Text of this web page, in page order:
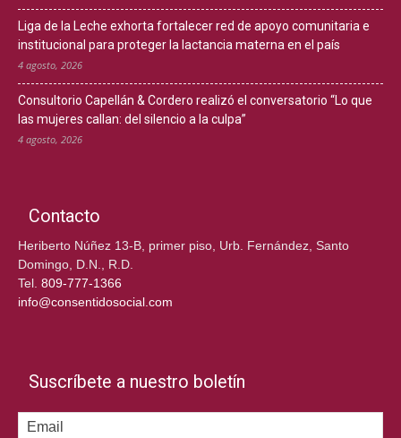
Liga de la Leche exhorta fortalecer red de apoyo comunitaria e
institucional para proteger la lactancia materna en el país
4 agosto, 2026
Consultorio Capellán & Cordero realizó el conversatorio “Lo que
las mujeres callan: del silencio a la culpa”
4 agosto, 2026
Contacto
Heriberto Núñez 13-B, primer piso, Urb. Fernández, Santo
Domingo, D.N., R.D.
Tel. 809-777-1366
info@consentidosocial.com
Suscríbete a nuestro boletín